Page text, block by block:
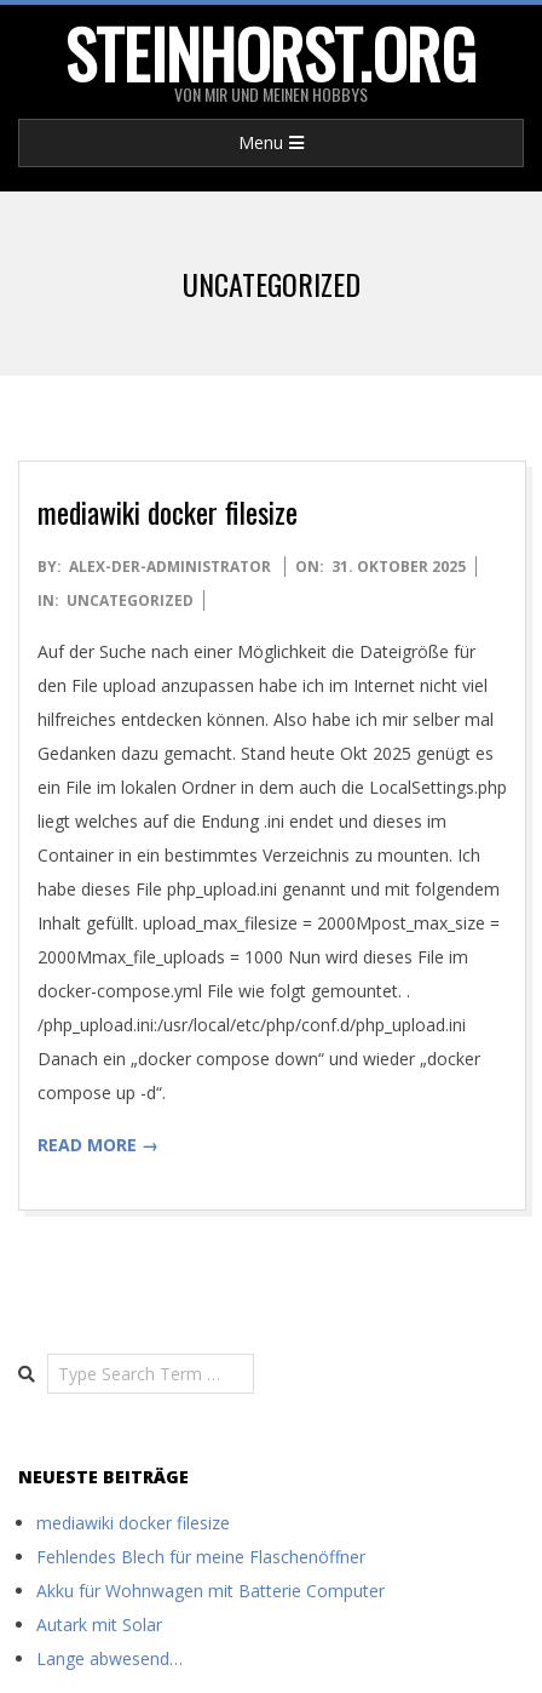
STEINHORST.ORG
VON MIR UND MEINEN HOBBYS
Navigation
Menu
UNCATEGORIZED
mediawiki docker filesize
2025-
10-
BY: ALEX-DER-ADMINISTRATOR ON: 31. OKTOBER 2025
IN: UNCATEGORIZED
Auf der Suche nach einer Möglichkeit die Dateigröße für
den File upload anzupassen habe ich im Internet nicht viel
hilfreiches entdecken können. Also habe ich mir selber mal
Gedanken dazu gemacht. Stand heute Okt 2025 genügt es
ein File im lokalen Ordner in dem auch die LocalSettings.php
liegt welches auf die Endung .ini endet und dieses im
Container in ein bestimmtes Verzeichnis zu mounten. Ich
habe dieses File php_upload.ini genannt und mit folgendem
Inhalt gefüllt. upload_max_filesize = 2000Mpost_max_size =
2000Mmax_file_uploads = 1000 Nun wird dieses File im
docker-compose.yml File wie folgt gemountet. .
/php_upload.ini:/usr/local/etc/php/conf.d/php_upload.ini
Danach ein „docker compose down“ und wieder „docker
compose up -d“.
READ MORE →
Search
NEUESTE BEITRÄGE
mediawiki docker filesize
Fehlendes Blech für meine Flaschenöffner
Akku für Wohnwagen mit Batterie Computer
Autark mit Solar
Lange abwesend…